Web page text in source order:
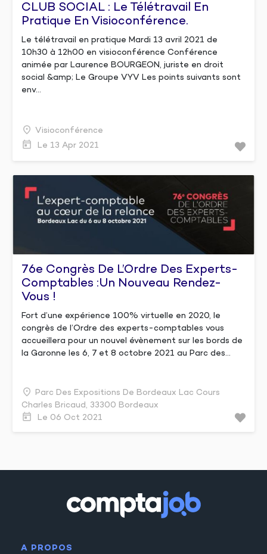
CLUB SOCIAL : Le Télétravail En
Pratique En Visioconférence.
Le télétravail en pratique Mardi 13 avril 2021 de
10h30 à 12h00 en visioconférence Conférence
animée par Laurence BOURGEON, juriste en droit
social &amp; Le Groupe VYV Les points suivants sont
env...
Visioconférence
Le 13 Apr 2021
76e Congrès De L’Ordre Des Experts-
Comptables :un Nouveau Rendez-
Vous !
Fort d’une expérience 100% virtuelle en 2020, le
congrès de l’Ordre des experts-comptables vous
accueillera pour un nouvel évènement sur les bords de
la Garonne les 6, 7 et 8 octobre 2021 au Parc des...
Parc Des Expositions De Bordeaux Lac Cours
Charles Bricaud, 33300 Bordeaux
Le 06 Oct 2021
A PROPOS